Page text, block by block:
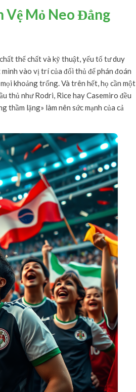
Vệ Mỏ Neo Đẳng
thể chất và kỹ thuật, yếu tố tư duy
vào vị trí của đối thủ để phán đoán
khoảng trống. Và trên hết, họ cần một
thủ như Rodri, Rice hay Casemiro đều
thầm lặng» làm nên sức mạnh của cả